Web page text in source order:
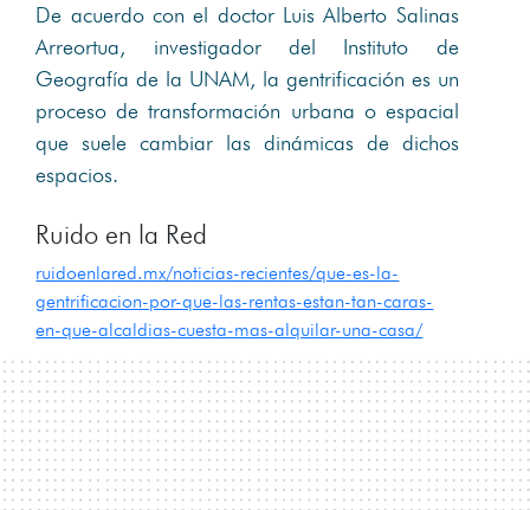
De acuerdo con el doctor Luis Alberto Salinas
Arreortua, investigador del Instituto de
Geografía de la UNAM, la gentrificación es un
proceso de transformación urbana o espacial
que suele cambiar las dinámicas de dichos
espacios.
Ruido en la Red
ruidoenlared.mx/noticias-recientes/que-es-la-
gentrificacion-por-que-las-rentas-estan-tan-caras-
en-que-alcaldias-cuesta-mas-alquilar-una-casa/